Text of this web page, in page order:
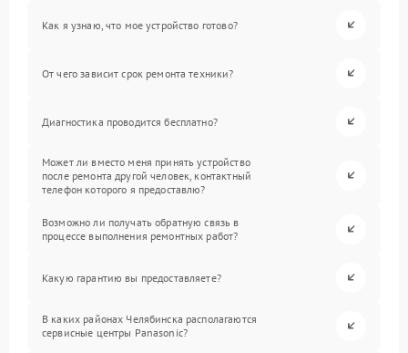
Как я узнаю, что мое устройство готово?
От чего зависит срок ремонта техники?
Диагностика проводится бесплатно?
Может ли вместо меня принять устройство
после ремонта другой человек, контактный
телефон которого я предоставлю?
Возможно ли получать обратную связь в
процессе выполнения ремонтных работ?
Какую гарантию вы предоставляете?
В каких районах Челябинска располагаются
сервисные центры Panasonic?